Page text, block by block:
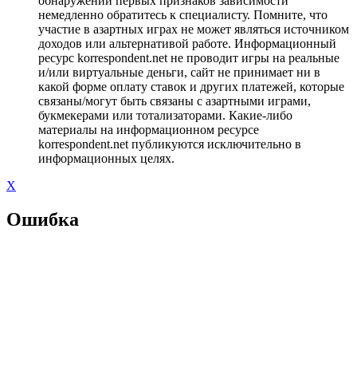
немедленно обратитесь к специалисту. Помните, что
участие в азартных играх не может являться источником
доходов или альтернативой работе. Информационный
ресурс korrespondent.net не проводит игры на реальные
и/или виртуальные деньги, сайт не принимает ни в
какой форме оплату ставок и других платежей, которые
связаны/могут быть связаны с азартными играми,
букмекерами или тотализаторами. Какие-либо
материалы на информационном ресурсе
korrespondent.net публикуются исключительно в
информационных целях.
X
Ошибка